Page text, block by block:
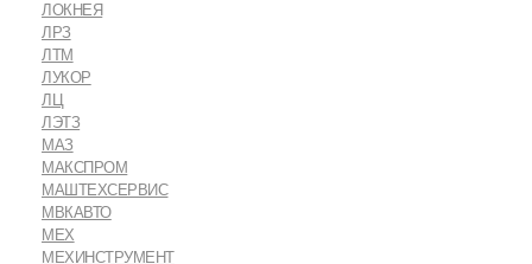
ЛОКНЕЯ
ЛРЗ
ЛТМ
ЛУКОР
ЛЦ
ЛЭТЗ
МАЗ
МАКСПРОМ
МАШТЕХСЕРВИС
МВКАВТО
МЕХ
МЕХИНСТРУМЕНТ